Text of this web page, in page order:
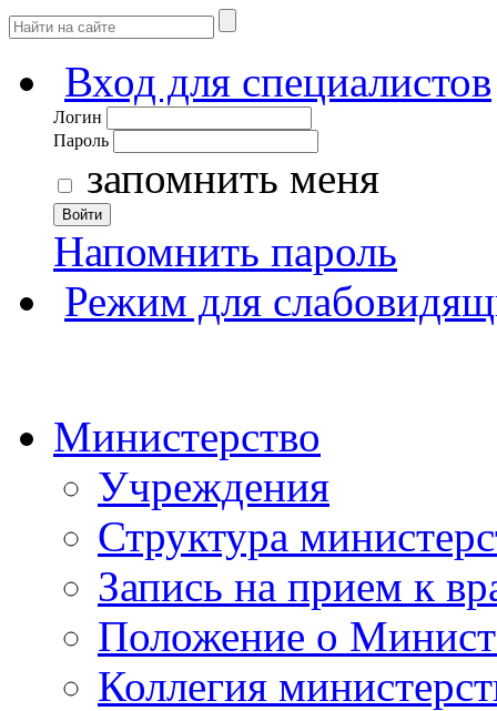
Вход для специалистов
Логин
Пароль
запомнить меня
Войти
Напомнить пароль
Режим для
Министерство
Учреждения
Структура
Запись на прием к
Положение о
Коллегия